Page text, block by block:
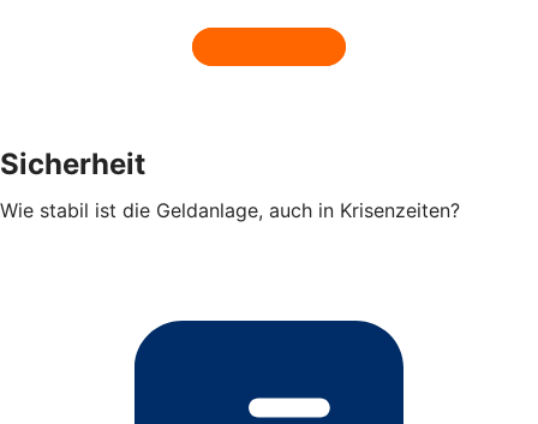
Sicherheit
Wie stabil ist die Geldanlage, auch in Krisenzeiten?